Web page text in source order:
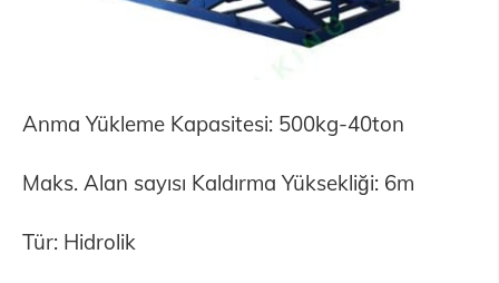
Anma Yükleme Kapasitesi: 500kg-40ton
Maks. Alan sayısı Kaldırma Yüksekliği: 6m
Tür: Hidrolik